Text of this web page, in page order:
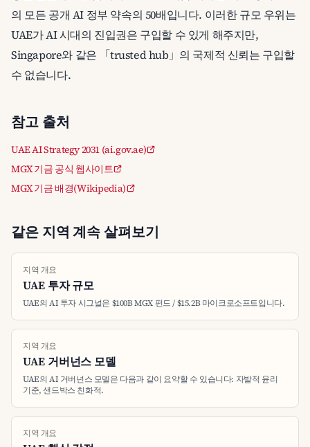
의 모든 공개 AI 정부 약속의 50배입니다. 이러한 규모 우위는
UAE가 AI 시대의 진입권은 구입할 수 있게 해주지만,
Singapore와 같은 「trusted hub」의 국제적 신뢰는 구입할
수 없습니다.
참고 출처
UAE AI Strategy 2031 (ai.gov.ae)
MGX 기금 공식 웹사이트
MGX 기금 배경(Wikipedia)
같은 지역 계속 살펴보기
지역 개요
UAE 투자 규모
UAE의 AI 투자 시그널은 $100B MGX 펀드 / $15.2B 마이크로소프트입니다.
지역 개요
UAE 거버넌스 모델
UAE의 AI 거버넌스 모델은 다음과 같이 요약할 수 있습니다: 자발적 윤리
기준, 샌드박스 친화적.
지역 개요